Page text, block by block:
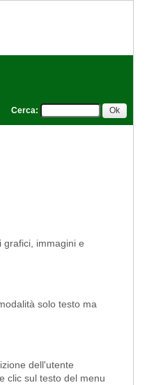
Cerca:
grafici, immagini e
solo testo ma
dell'utente
clic sul testo del menu